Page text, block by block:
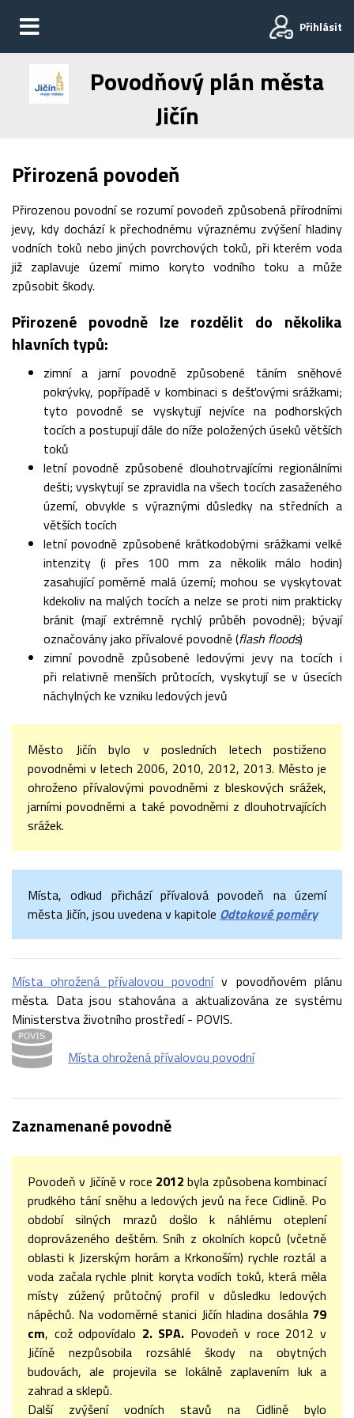
Přihlásit
Povodňový plán města
Jičín
Přirozená povodeň
Přirozenou povodní se rozumí povodeň způsobená přírodními
jevy, kdy dochází k přechodnému výraznému zvýšení hladiny
vodních toků nebo jiných povrchových toků, při kterém voda
již zaplavuje území mimo koryto vodního toku a může
způsobit škody.
Přirozené povodně lze rozdělit do několika
hlavních typů:
zimní a jarní povodně způsobené táním sněhové
pokrývky, popřípadě v kombinaci s dešťovými srážkami;
tyto povodně se vyskytují nejvíce na podhorských
tocích a postupují dále do níže položených úseků větších
toků
letní povodně způsobené dlouhotrvajícími regionálními
dešti; vyskytují se zpravidla na všech tocích zasaženého
území, obvykle s výraznými důsledky na středních a
větších tocích
letní povodně způsobené krátkodobými srážkami velké
intenzity (i přes 100 mm za několik málo hodin)
zasahující poměrně malá území; mohou se vyskytovat
kdekoliv na malých tocích a nelze se proti nim prakticky
bránit (mají extrémně rychlý průběh povodně); bývají
označovány jako přívalové povodně (flash floods)
zimní povodně způsobené ledovými jevy na tocích i
při relativně menších průtocích, vyskytují se v úsecích
náchylných ke vzniku ledových jevů
Město Jičín bylo v posledních letech postiženo
povodněmi v letech 2006, 2010, 2012, 2013. Město je
ohroženo přívalovými povodněmi z bleskových srážek,
jarními povodněmi a také povodněmi z dlouhotrvajících
srážek.
Místa, odkud přichází přívalová povodeň na území
města Jičín, jsou uvedena v kapitole Odtokové poměry
Místa ohrožená přívalovou povodnív povodňovém plánu
města. Data jsou stahována a aktualizována ze systému
Ministerstva životního prostředí - POVIS.
Místa ohrožená přívalovou povodní
Zaznamenané povodně
Povodeň v Jičíně v roce 2012 byla způsobena kombinací
prudkého tání sněhu a ledových jevů na řece Cidlině. Po
období silných mrazů došlo k náhlému oteplení
doprovázeného deštěm. Sníh z okolních kopců (včetně
oblasti k Jizerským horám a Krkonoším) rychle roztál a
voda začala rychle plnit koryta vodích toků, která měla
místy zúžený průtočný profil v důsledku ledových
nápěchů. Na vodoměrné stanici Jičín hladina dosáhla 79
cm, což odpovídalo 2. SPA. Povodeň v roce 2012 v
Jičíně nezpůsobila rozsáhlé škody na obytných
budovách, ale projevila se lokálně zaplavením luk a
zahrad a sklepů.
Další zvýšení vodních stavů na Cidlině bylo